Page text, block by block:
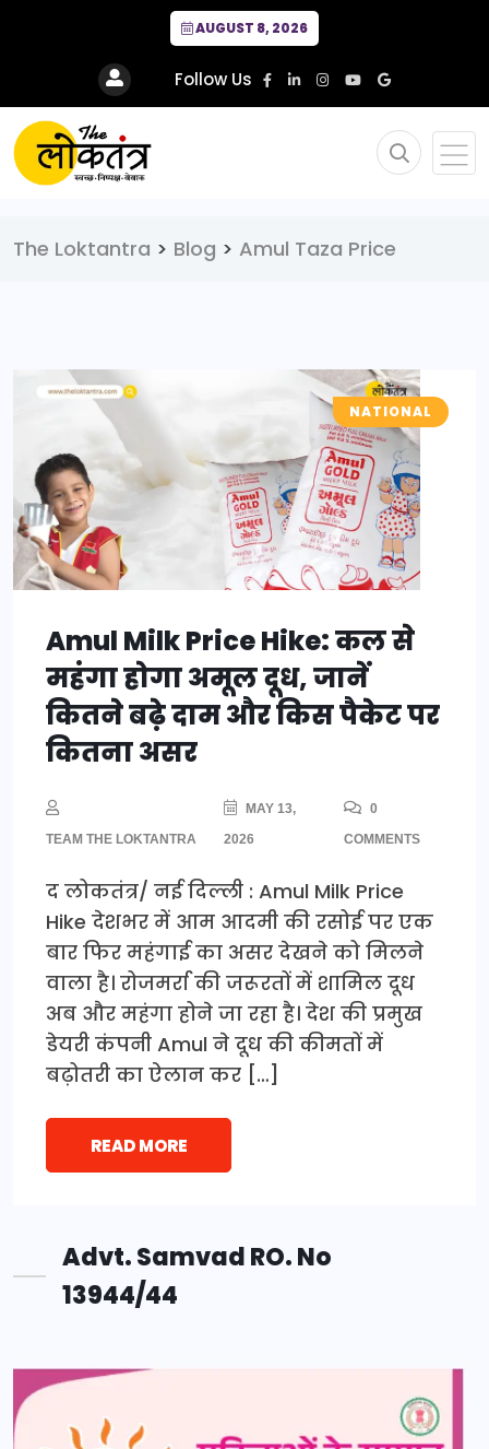
AUGUST 8, 2026
Follow Us
The Loktantra > Blog > Amul Taza Price
NATIONAL
Amul Milk Price Hike: कल से
महंगा होगा अमूल दूध, जानें
कितने बढ़े दाम और किस पैकेट पर
कितना असर
TEAM THE LOKTANTRA
MAY 13,
2026
0
COMMENTS
द लोकतंत्र/ नई दिल्ली : Amul Milk Price
Hike देशभर में आम आदमी की रसोई पर एक
बार फिर महंगाई का असर देखने को मिलने
वाला है। रोजमर्रा की जरूरतों में शामिल दूध
अब और महंगा होने जा रहा है। देश की प्रमुख
डेयरी कंपनी Amul ने दूध की कीमतों में
बढ़ोतरी का ऐलान कर […]
READ MORE
Advt. Samvad RO. No
13944/44